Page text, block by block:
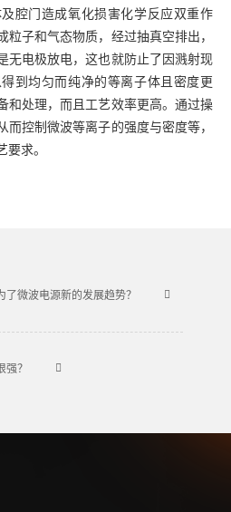
腔门造成氧化损害化学反应双重作
子和气态物质，经过抽真空排出，
无电极放电，这也就防止了因溅射现
到均匀而纯净的等离子体且密度更
和处理，而且工艺效率更高。通过操
控制微波等离子的强度与密度等，
求。
了微波电源新的发展趋势？
？